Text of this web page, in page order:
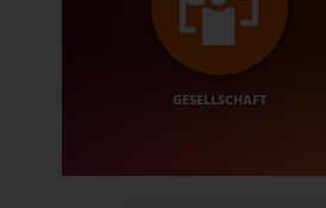
GESELLSCHAFT